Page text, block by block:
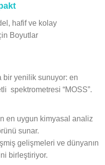
hafif ve kolay
Boyutlar
bir yenilik sunuyor: en
spektrometresi “MOSS”.
en uygun kimyasal analiz
sunar.
gelişmeleri ve dünyanın
birleştiriyor.